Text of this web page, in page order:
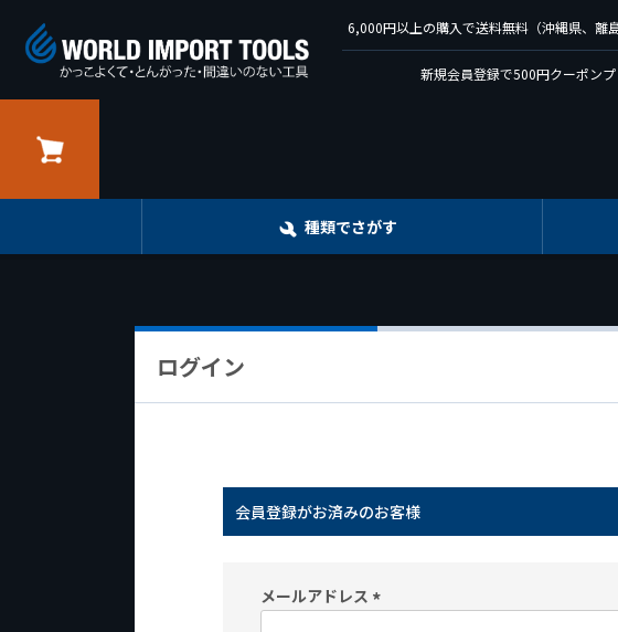
6,000円以上の購入で送料無料（沖縄県、離
新規会員登録で500円クーポンプ
種類でさがす
ログイン
会員登録がお済みのお客様
メールアドレス